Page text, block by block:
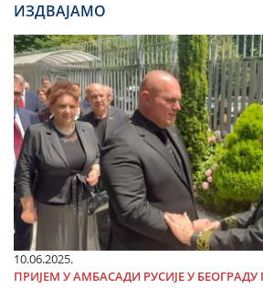
ИЗДВАЈАМО
10.06.2025.
ПРИЈЕМ У АМБАСАДИ РУСИЈЕ У